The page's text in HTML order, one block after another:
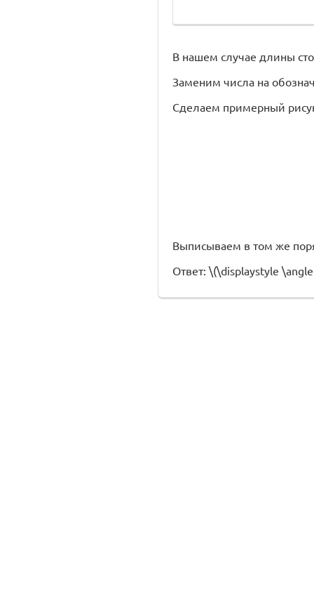
В нашем случае длины
Заменим числа на
Сделаем примерный
Выписываем в том же
Ответ: \(\displaystyle